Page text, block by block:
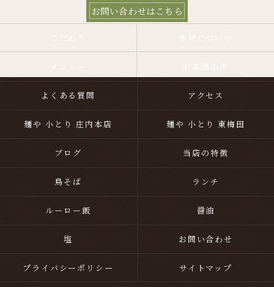
お問い合わせはこちら
よくある質問 アクセス
麺や 小とり 庄内本店 麺や 小とり 東梅田
ブログ 当店の特徴
鳥そば ランチ
ルーロー飯 醤油
塩 お問い合わせ
プライバシーポリシー サイトマップ